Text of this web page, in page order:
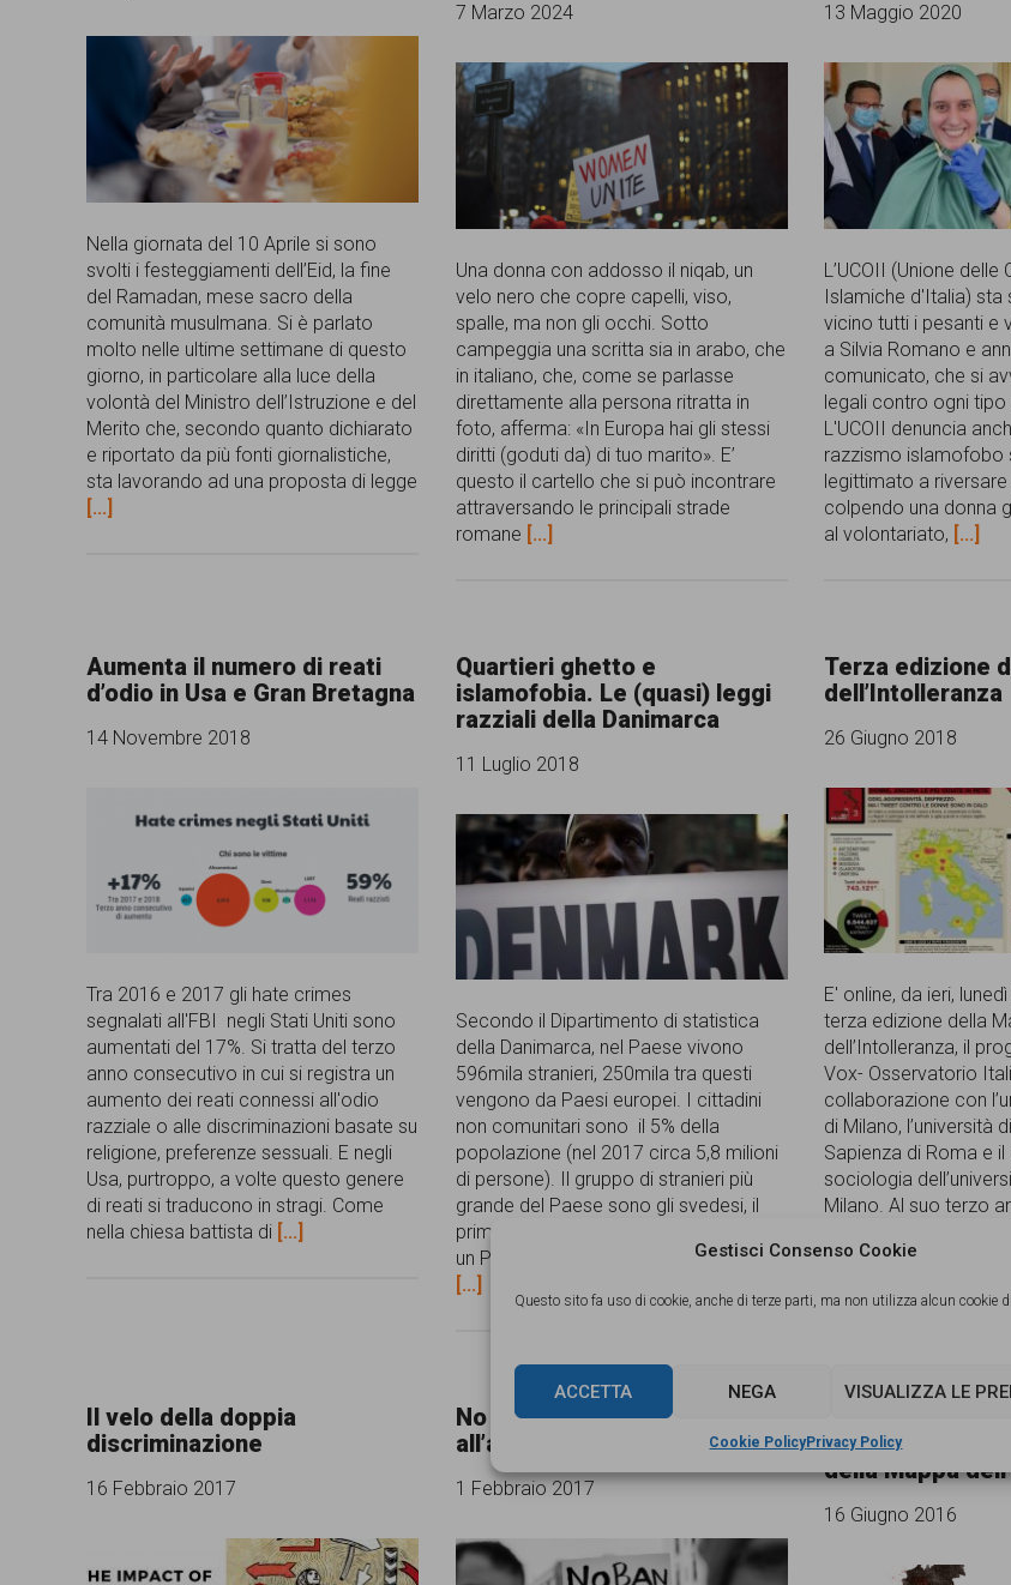
Gestisci Consenso Cookie
Questo sito fa uso di cookie, anche di terze parti, ma non utilizza alcun cookie
ACCETTA NEGA VISUALIZZA LE
Cookie PolicyPrivacy Policy
pari
opportunità
e
la
garanzia
dei
diritti
di
cittadinanza
per
Nella giornata del 10 Aprile si sono
svolti i festeggiamenti dell’Eid, la fine
del Ramadan, mese sacro della
comunità musulmana. Si è parlato
molto nelle ultime settimane di questo
giorno, in particolare alla luce della
volontà del Ministro dell’Istruzione e del
Merito che, secondo quanto dichiarato
e riportato da più fonti giornalistiche,
sta lavorando ad una proposta di legge
[...]
7 Marzo 2024
Una donna con addosso il niqab, un
velo nero che copre capelli, viso,
spalle, ma non gli occhi. Sotto
campeggia una scritta sia in arabo, che
in italiano, che, come se parlasse
direttamente alla persona ritratta in
foto, afferma: «In Europa hai gli stessi
diritti (goduti da) di tuo marito». E’
questo il cartello che si può incontrare
attraversando le principali strade
romane [...]
13 Maggio 2020
L’UCOII (Unione delle
Islamiche d'Italia) sta
vicino tutti i pesanti e
a Silvia Romano e
comunicato, che si
legali contro ogni
L'UCOII denuncia
razzismo islamofobo
legittimato a
colpendo una donna
al volontariato, [...]
Aumenta il numero di reati
d’odio in Usa e Gran Bretagna
14 Novembre 2018
Tra 2016 e 2017 gli hate crimes
segnalati all'FBI negli Stati Uniti sono
aumentati del 17%. Si tratta del terzo
anno consecutivo in cui si registra un
aumento dei reati connessi all'odio
razziale o alle discriminazioni basate su
religione, preferenze sessuali. E negli
Usa, purtroppo, a volte questo genere
di reati si traducono in stragi. Come
nella chiesa battista di [...]
Quartieri ghetto e
islamofobia. Le (quasi) leggi
razziali della Danimarca
11 Luglio 2018
Secondo il Dipartimento di statistica
della Danimarca, nel Paese vivono
596mila stranieri, 250mila tra questi
vengono da Paesi europei. I cittadini
non comunitari sono il 5% della
popolazione (nel 2017 circa 5,8 milioni
di persone). Il gruppo di stranieri più
grande del Paese sono gli svedesi, il
primo gruppo straniero proveniente da
un Paese non scandinavo i polacchi, il
[...]
Terza edizione
dell’Intolleranza
26 Giugno 2018
E' online, da ieri,
terza edizione della
dell’Intolleranza, il
Vox- Osservatorio
collaborazione con
di Milano, l’università
Sapienza di Roma e
sociologia
Milano. Al suo terzo
Il velo della doppia
discriminazione
16 Febbraio 2017
No al Muslim Ban: sit-in
all’ambasciata
1 Febbraio 2017
hatespeech e
della Mappa
16 Giugno 2016